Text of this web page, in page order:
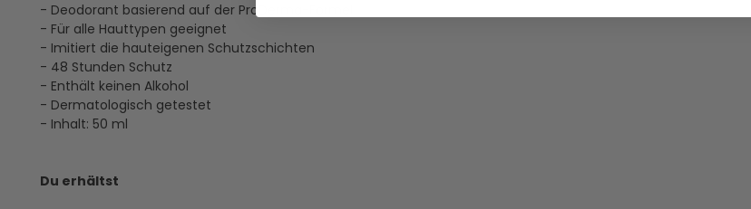
- Deodorant basierend auf der ProDerma-Formel
- Für alle Hauttypen geeignet
- Imitiert die hauteigenen Schutzschichten
- 48 Stunden Schutz
- Enthält keinen Alkohol
- Dermatologisch getestet
- Inhalt: 50 ml
Du erhältst